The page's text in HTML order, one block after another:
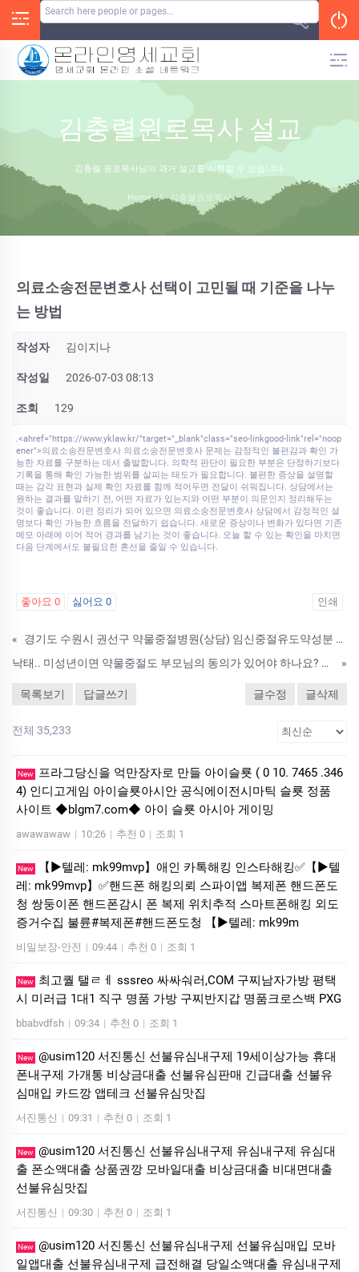
김충렬원로목사 설교
김충렬 원로목사님의 과거 설교를 시청할 수 있습니다.
Home / 김충렬원로목사
의료소송전문변호사 선택이 고민될 때 기준을 나누
는 방법
작성자 김이지나
작성일 2026-07-03 08:13
조회 129
.<ahref="https://www.yklaw.kr/"target="_blank"class="seo-linkgood-link"rel="noop
ener">의료소송전문변호사 의료소송전문변호사 문제는 감정적인 불편감과 확인 가
능한 자료를 구분하는 데서 출발합니다. 의학적 판단이 필요한 부분은 단정하기보다
기록을 통해 확인 가능한 범위를 살피는 태도가 필요합니다. 불편한 증상을 설명할
때는 감각 표현과 실제 확인 자료를 함께 적어두면 전달이 쉬워집니다. 상담에서는
원하는 결과를 말하기 전, 어떤 자료가 있는지와 어떤 부분이 의문인지 정리해두는
것이 좋습니다. 이런 정리가 되어 있으면 의료소송전문변호사 상담에서 감정적인 설
명보다 확인 가능한 흐름을 전달하기 쉽습니다. 새로운 증상이나 변화가 있다면 기존
메모 아래에 이어 적어 경과를 남기는 것이 좋습니다. 오늘 할 수 있는 확인을 마치면
다음 단계에서도 불필요한 혼선을 줄일 수 있습니다.
좋아요 0 싫어요 0 인쇄
«
경기도 수원시 권선구 약물중절병원(상담) 임신중절유도약성분 복용후주의사항
낙태.. 미성년이면 약물중절도 부모님의 동의가 있어야 하나요? 낙태가능병원임신초기미프진종류및사용방법
»
목록보기 답글쓰기 글수정 글삭제
전체 35,233
New
프라그당신을 억만장자로 만들 아이슬룟 ( 0 10. 7465 .346
4) 인디­고게­임 아이슬룟아시안 공식에이전시마틱 슬룟 정품
사이트 ◆blgm7.com◆ 아이 슬룟 아시아 게이밍
awawawaw | 10:26 | 추천 0 | 조회 1
New
【▶텔레: mk99mvp】애인 카톡해킹 인스타해킹✅【▶텔
레: mk99mvp】✅핸드폰 해킹의뢰 스파이앱 복제폰 핸드폰도
청 쌍둥이폰 핸드폰감시 폰 복제 위치추적 스마트폰해킹 외도
증거수집 불륜#복제폰#핸드폰도청 【▶텔레: mk99m
비밀보장-안전 | 09:44 | 추천 0 | 조회 1
New
최고퀄 탤ㄹㅔ sssreo 싸싸숴러,COM 구찌남자가방 평택
시 미러급 1대1 직구 명품 가방 구찌반지갑 명품크로스백 PXG
bbabvdfsh | 09:34 | 추천 0 | 조회 1
New @usim120 서진통신 선불유심내구제 19세이상가능 휴대
폰내구제 가개통 비상금대출 선불유심판매 긴급대출 선불유
심매입 카드깡 앱테크 선불유심맛집
서진통신 | 09:31 | 추천 0 | 조회 1
New @usim120 서진통신 선불유심내구제 유심내구제 유심대
출 폰소액대출 상품권깡 모바일대출 비상금대출 비대면대출
선불유심맛집
서진통신 | 09:30 | 추천 0 | 조회 1
New @usim120 서진통신 선불유심내구제 선불유심매입 모바
일앱대출 선불유심내구제 급전해결 당일소액대출 유심내구제